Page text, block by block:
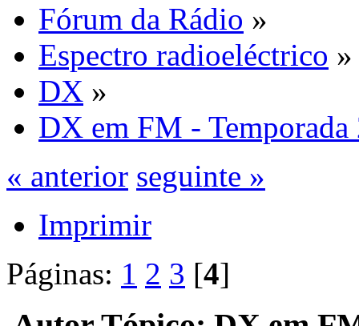
Fórum da Rádio »
Espectro radioeléctrico »
DX »
DX em FM - Temporada
« anterior seguinte »
Imprimir
Páginas: 1 2 3 [4]